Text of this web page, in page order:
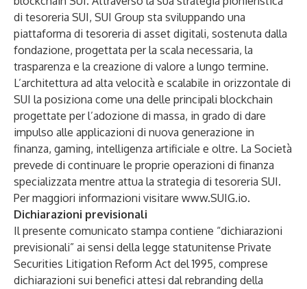
di tesoreria SUI, SUI Group sta sviluppando una
piattaforma di tesoreria di asset digitali, sostenuta dalla
fondazione, progettata per la scala necessaria, la
trasparenza e la creazione di valore a lungo termine.
L’architettura ad alta velocità e scalabile in orizzontale di
SUI la posiziona come una delle principali blockchain
progettate per l’adozione di massa, in grado di dare
impulso alle applicazioni di nuova generazione in
finanza, gaming, intelligenza artificiale e oltre. La Società
prevede di continuare le proprie operazioni di finanza
specializzata mentre attua la strategia di tesoreria SUI.
Per maggiori informazioni visitare www.SUIG.io.
Dichiarazioni previsionali
Il presente comunicato stampa contiene “dichiarazioni
previsionali” ai sensi della legge statunitense Private
Securities Litigation Reform Act del 1995, comprese
dichiarazioni sui benefici attesi dal rebranding della